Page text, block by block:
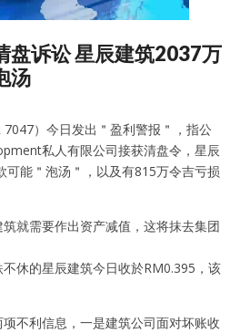
盘诉讼 星辰建筑2037万
汤
7047）今日发出＂盈利警报＂，指公
私人有限公司接获清盘令，星辰
可能＂泡汤＂，以及有815万令吉亏损
就需要作出资产减值，这将抹去集团
休的星辰建筑今日收於RM0.395，该
不利信息，一是建筑公司面对坏账收